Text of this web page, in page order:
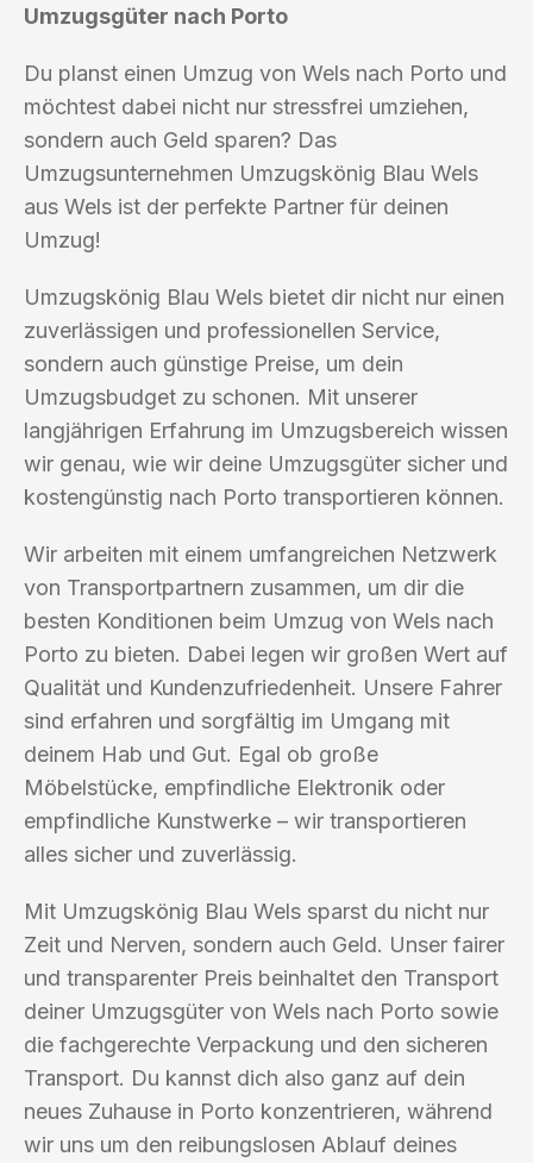
Umzugsgüter nach Porto
Du planst einen Umzug von Wels nach Porto und
möchtest dabei nicht nur stressfrei umziehen,
sondern auch Geld sparen? Das
Umzugsunternehmen Umzugskönig Blau Wels
aus Wels ist der perfekte Partner für deinen
Umzug!
Umzugskönig Blau Wels bietet dir nicht nur einen
zuverlässigen und professionellen Service,
sondern auch günstige Preise, um dein
Umzugsbudget zu schonen. Mit unserer
langjährigen Erfahrung im Umzugsbereich wissen
wir genau, wie wir deine Umzugsgüter sicher und
kostengünstig nach Porto transportieren können.
Wir arbeiten mit einem umfangreichen Netzwerk
von Transportpartnern zusammen, um dir die
besten Konditionen beim Umzug von Wels nach
Porto zu bieten. Dabei legen wir großen Wert auf
Qualität und Kundenzufriedenheit. Unsere Fahrer
sind erfahren und sorgfältig im Umgang mit
deinem Hab und Gut. Egal ob große
Möbelstücke, empfindliche Elektronik oder
empfindliche Kunstwerke – wir transportieren
alles sicher und zuverlässig.
Mit Umzugskönig Blau Wels sparst du nicht nur
Zeit und Nerven, sondern auch Geld. Unser fairer
und transparenter Preis beinhaltet den Transport
deiner Umzugsgüter von Wels nach Porto sowie
die fachgerechte Verpackung und den sicheren
Transport. Du kannst dich also ganz auf dein
neues Zuhause in Porto konzentrieren, während
wir uns um den reibungslosen Ablauf deines